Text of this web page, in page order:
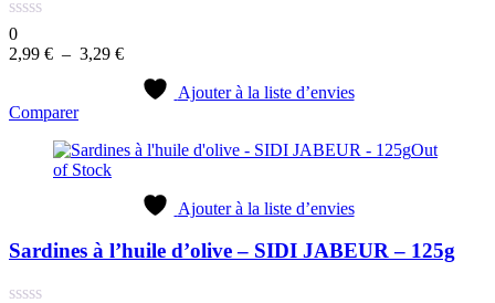
0
2,99 € – 3,29 €Plage
prix :
3,29 €
Ajouter à la liste d’envies
Comparer
Out
of Stock
Ajouter à la liste d’envies
Sardines à l’huile d’olive – SIDI JABEUR – 125g